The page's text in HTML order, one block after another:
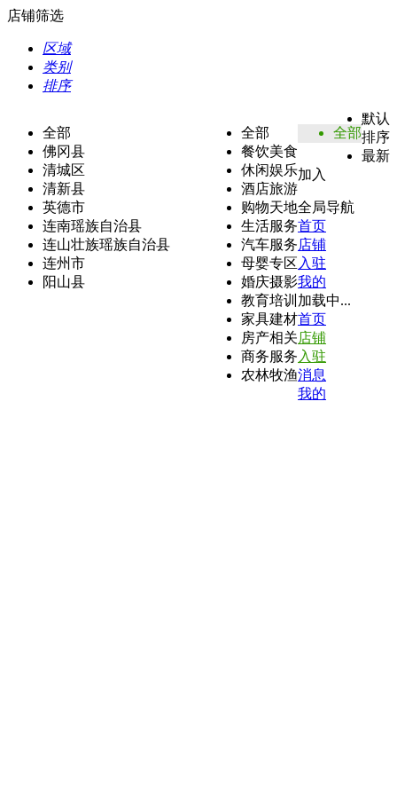
店铺筛选
区域
类别
排序
全部
佛冈县
清城区
清新县
英德市
连南瑶族自治县
连山壮族瑶族自治县
连州市
阳山县
全部
餐饮美食
休闲娱乐
酒店旅游
购物天地
生活服务
汽车服务
母婴专区
婚庆摄影
教育培训
家具建材
房产相关
商务服务
农林牧渔
全部
默认
排序
最新
加入
全局导航
首页
店铺
入驻
我的
加载中...
首页
店铺
入驻
消息
我的